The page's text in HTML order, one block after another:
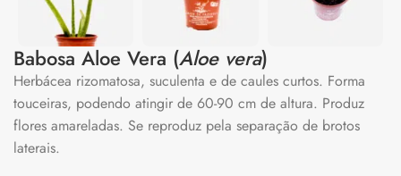
Babosa Aloe Vera (Aloe vera)
Herbácea rizomatosa, suculenta e de caules curtos. Forma
touceiras, podendo atingir de 60-90 cm de altura. Produz
flores amareladas. Se reproduz pela separação de brotos
laterais.